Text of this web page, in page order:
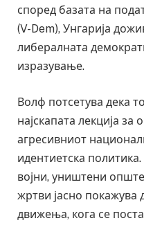
според базата на
(V-Dem), Унгарија
либералната
изразување.
Волф потсетува дека
најскапата лекција за
агресивниот
идентиетска
војни, уништени
жртви јасно покажува
движења, кога се